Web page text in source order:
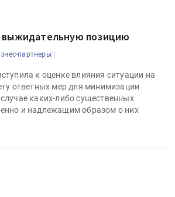
выжидательную позицию
партнеры|
к оценке влияния ситуации на
ответных мер для минимизации
каких-либо существенных
и надлежащим образом о них